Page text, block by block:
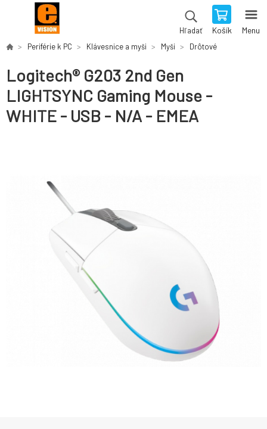
Hľadať Košík Menu
Periférie k PC Klávesnice a myši Myši Drôtové
Logitech® G203 2nd Gen
LIGHTSYNC Gaming Mouse -
WHITE - USB - N/A - EMEA